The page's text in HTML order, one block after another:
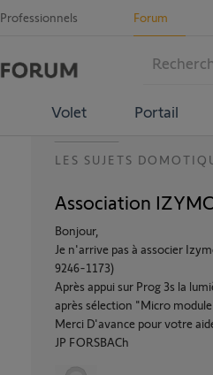
Professionnels Forum
Volet Portail
LES SUJETS
Association
Bonjour,
Je n'arrive pas à associer
9246-1173)
Après appui sur Prog 3s la
après sélection "Micro
Merci D'avance pour votre
JP FORSBACh